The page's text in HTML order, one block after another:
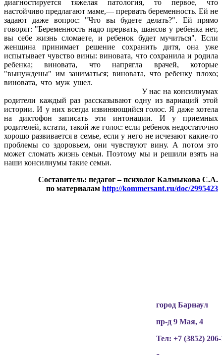
диагностируется тяжелая патология, то первое, что
настойчиво предлагают маме,— прервать беременность. Ей не
задают даже вопрос: "Что вы будете делать?". Ей прямо
говорят: "Беременность надо прервать, шансов у ребенка нет,
вы себе жизнь сломаете, и ребенок будет мучиться". Если
женщина принимает решение сохранить дитя, она уже
испытывает чувство вины: виновата, что сохранила и родила
ребенка; виновата, что напрягла врачей, которые
"вынуждены" им заниматься; виновата, что ребенку плохо;
виновата, что муж ушел.
У нас на консилиумах
родители каждый раз рассказывают одну из вариаций этой
истории. И у них всегда извиняющийся голос. Я даже хотела
на диктофон записать эти интонации. И у приемных
родителей, кстати, такой же голос: если ребенок недостаточно
хорошо развивается в семье, если у него не исчезают какие-то
проблемы со здоровьем, они чувствуют вину. А потом это
может сломать жизнь семьи. Поэтому мы и решили взять на
наши консилиумы такие семьи.
Составитель: педагог – психолог Калмыкова С.А.
по материалам http://kommersant.ru/doc/2995423
город Барнаул
пр-д 9 Мая, 4
Тел: +7 (3852)